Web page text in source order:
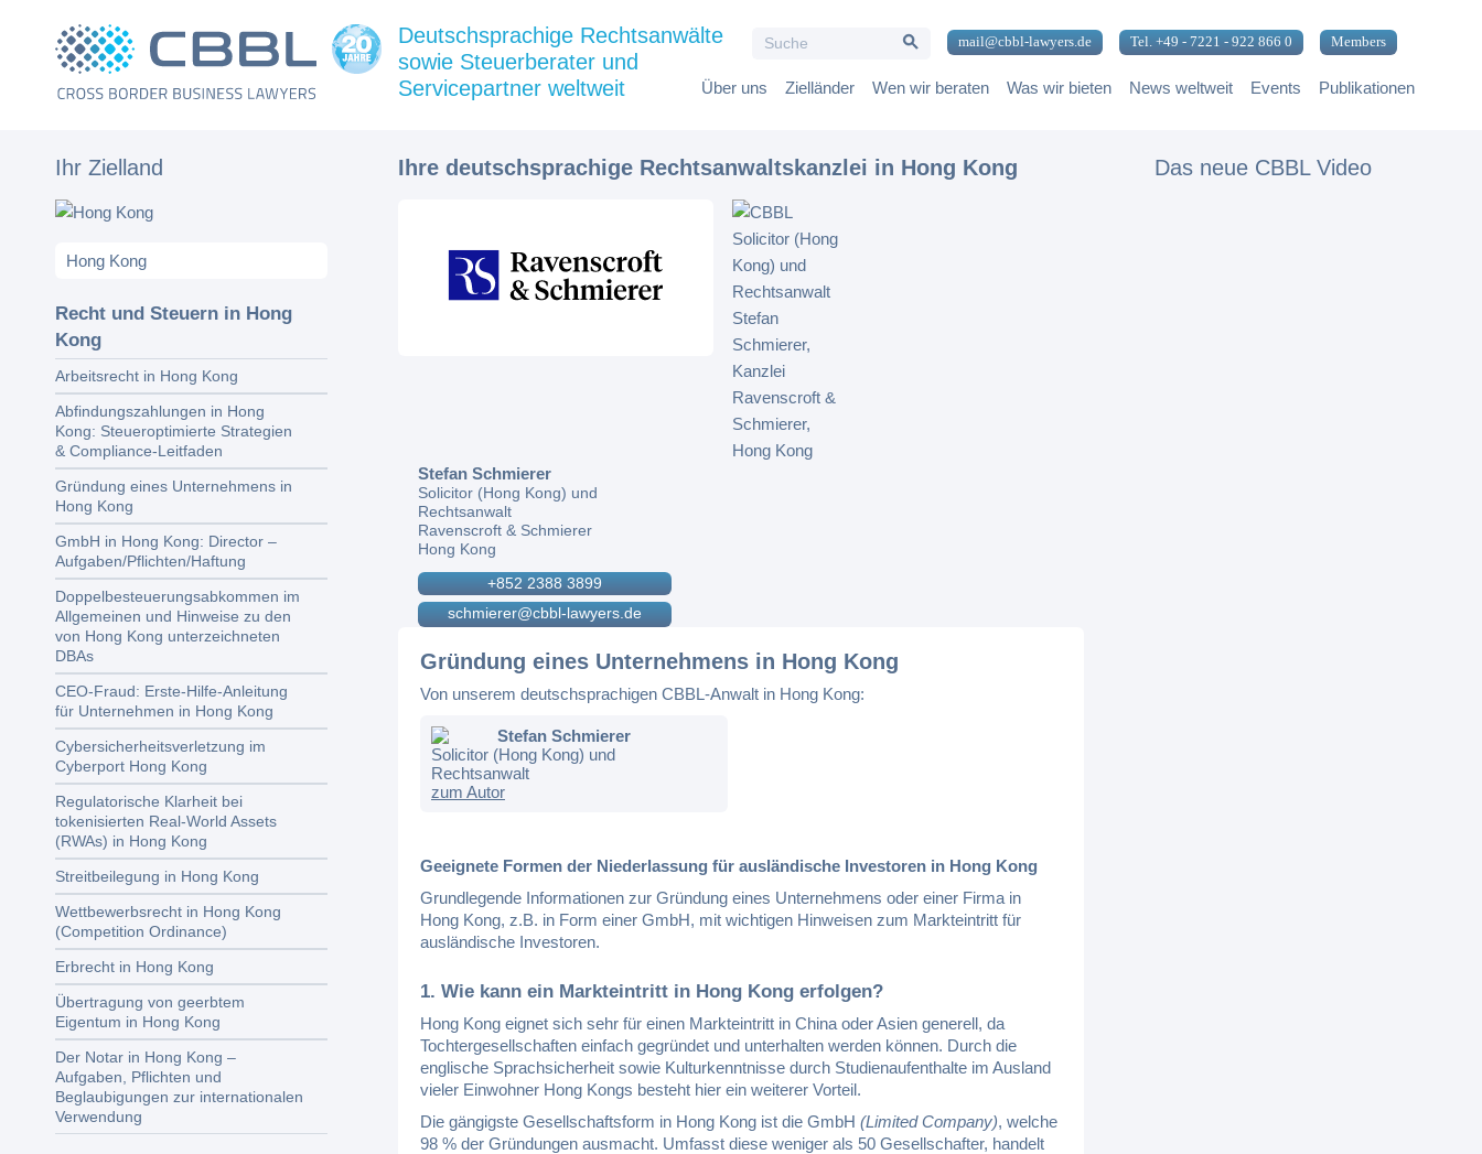
for:
Search Button
mail@cbbl-lawyers.de Tel. +49 - 7221 - 922 866 0 Members
Über uns Zielländer Wen wir beraten Was wir bieten News weltweit Events Publikationen
Deutschsprachige Rechtsanwälte
sowie Steuerberater und
Servicepartner weltweit
Ihr Zielland
Recht und Steuern in Hong
Kong
Arbeitsrecht in Hong Kong
Abfindungszahlungen in Hong
Kong: Steueroptimierte Strategien
& Compliance-Leitfaden
Gründung eines Unternehmens in
Hong Kong
GmbH in Hong Kong: Director –
Aufgaben/Pflichten/Haftung
Doppelbesteuerungsabkommen im
Allgemeinen und Hinweise zu den
von Hong Kong unterzeichneten
DBAs
CEO-Fraud: Erste-Hilfe-Anleitung
für Unternehmen in Hong Kong
Cybersicherheitsverletzung im
Cyberport Hong Kong
Regulatorische Klarheit bei
tokenisierten Real-World Assets
(RWAs) in Hong Kong
Streitbeilegung in Hong Kong
Wettbewerbsrecht in Hong Kong
(Competition Ordinance)
Erbrecht in Hong Kong
Übertragung von geerbtem
Eigentum in Hong Kong
Der Notar in Hong Kong –
Aufgaben, Pflichten und
Beglaubigungen zur internationalen
Verwendung
Ihre deutschsprachige Rechtsanwaltskanzlei in Hong Kong
Stefan Schmierer
Solicitor (Hong Kong) und
Rechtsanwalt
Ravenscroft & Schmierer
Hong Kong
+852 2388 3899
schmierer@cbbl-lawyers.de
Gründung eines Unternehmens in Hong Kong
Von unserem deutschsprachigen CBBL-Anwalt in Hong Kong:
Stefan Schmierer
Solicitor (Hong Kong) und
Rechtsanwalt
zum Autor
Geeignete Formen der Niederlassung für ausländische Investoren in Hong Kong
Grundlegende Informationen zur Gründung eines Unternehmens oder einer Firma in
Hong Kong, z.B. in Form einer GmbH, mit wichtigen Hinweisen zum Markteintritt für
ausländische Investoren.
1. Wie kann ein Markteintritt in Hong Kong erfolgen?
Hong Kong eignet sich sehr für einen Markteintritt in China oder Asien generell, da
Tochtergesellschaften einfach gegründet und unterhalten werden können. Durch die
englische Sprachsicherheit sowie Kulturkenntnisse durch Studienaufenthalte im Ausland
vieler Einwohner Hong Kongs besteht hier ein weiterer Vorteil.
Die gängigste Gesellschaftsform in Hong Kong ist die GmbH (Limited Company), welche
98 % der Gründungen ausmacht. Umfasst diese weniger als 50 Gesellschafter, handelt
Das neue CBBL Video